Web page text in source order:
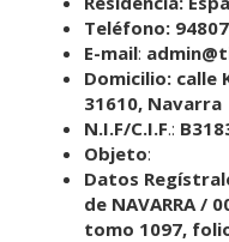
Teléfono:
E-mail:
Domicilio: calle
31610, Navarra
N.I.F/C.I.F.:
Objeto:
Datos
de NAVARRA /
tomo 1097,